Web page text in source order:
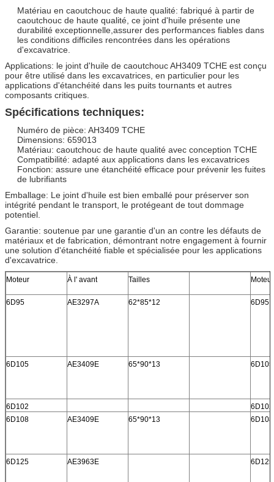
Matériau en caoutchouc de haute qualité: fabriqué à partir de
caoutchouc de haute qualité, ce joint d'huile présente une
durabilité exceptionnelle,assurer des performances fiables dans
les conditions difficiles rencontrées dans les opérations
d'excavatrice.
Applications: le joint d'huile de caoutchouc AH3409 TCHE est conçu
pour être utilisé dans les excavatrices, en particulier pour les
applications d'étanchéité dans les puits tournants et autres
composants critiques.
Spécifications techniques:
Numéro de pièce: AH3409 TCHE
Dimensions: 659013
Matériau: caoutchouc de haute qualité avec conception TCHE
Compatibilité: adapté aux applications dans les excavatrices
Fonction: assure une étanchéité efficace pour prévenir les fuites
de lubrifiants
Emballage: Le joint d'huile est bien emballé pour préserver son
intégrité pendant le transport, le protégeant de tout dommage
potentiel.
Garantie: soutenue par une garantie d'un an contre les défauts de
matériaux et de fabrication, démontrant notre engagement à fournir
une solution d'étanchéité fiable et spécialisée pour les applications
d'excavatrice.
Moteur À l' avant Tailles Moteur
6D95 AE3297A 62*85*12 6D95
6D105 AE3409E 65*90*13 6D105
6D102
6D102
6D108
AE3409E 65*90*13 6D108
6D125 AE3963E 6D125